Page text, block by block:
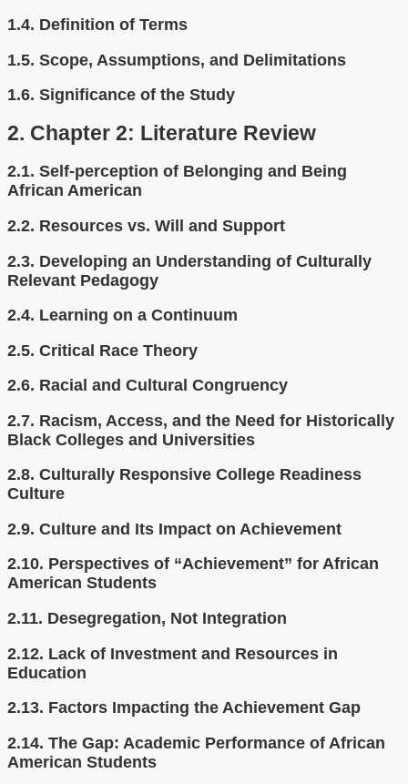
1.4. Definition of Terms
1.5. Scope, Assumptions, and Delimitations
1.6. Significance of the Study
2. Chapter 2: Literature Review
2.1. Self-perception of Belonging and Being
African American
2.2. Resources vs. Will and Support
2.3. Developing an Understanding of Culturally
Relevant Pedagogy
2.4. Learning on a Continuum
2.5. Critical Race Theory
2.6. Racial and Cultural Congruency
2.7. Racism, Access, and the Need for Historically
Black Colleges and Universities
2.8. Culturally Responsive College Readiness
Culture
2.9. Culture and Its Impact on Achievement
2.10. Perspectives of “Achievement” for African
American Students
2.11. Desegregation, Not Integration
2.12. Lack of Investment and Resources in
Education
2.13. Factors Impacting the Achievement Gap
2.14. The Gap: Academic Performance of African
American Students